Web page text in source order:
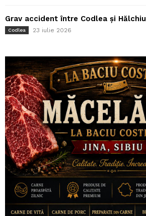
Grav accident între Codlea și Hălchiu
Codlea 23 iulie 2026